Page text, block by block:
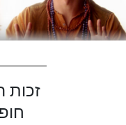
זכות